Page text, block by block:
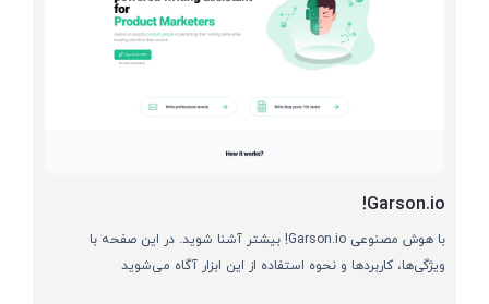
Garson.io!
با هوش مصنوعی Garson.io! بیشتر آشنا شوید. در این صفحه با
ویژگی‌ها، کاربردها و نحوه استفاده از این ابزار آگاه می‌شوید